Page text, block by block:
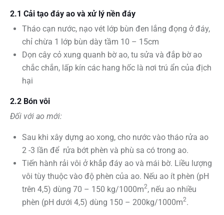
2.1 Cải tạo đáy ao và xử lý nền đáy
Tháo cạn nước, nạo vét lớp bùn đen lắng đọng ở đáy,
chỉ chừa 1 lớp bùn dày tầm 10 – 15cm
Dọn cây cỏ xung quanh bờ ao, tu sửa và đắp bờ ao
chắc chắn, lấp kín các hang hốc là nơi trú ẩn của địch
hại
2.2 Bón vôi
Đối với ao mới:
Sau khi xây dựng ao xong, cho nước vào tháo rửa ao
2 -3 lần để rửa bớt phèn và phù sa có trong ao.
Tiến hành rải vôi ở khắp đáy ao và mái bờ. Liều lượng
vôi tùy thuộc vào độ phèn của ao. Nếu ao ít phèn (pH
trên 4,5) dùng 70 – 150 kg/1000m2, nếu ao nhiều
phèn (pH dưới 4,5) dùng 150 – 200kg/1000m2.